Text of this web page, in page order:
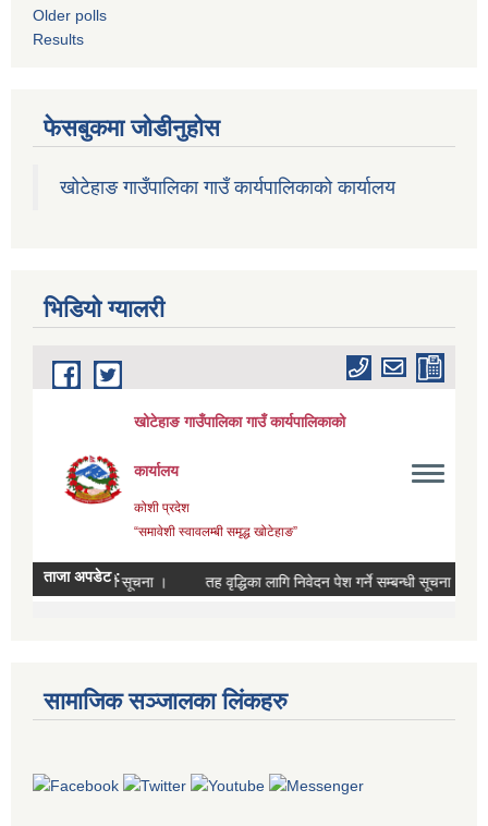
Older polls
Results
फेसबुकमा जोडीनुहोस
खोटेहाङ गाउँपालिका गाउँ कार्यपालिकाको कार्यालय
भिडियाे ग्यालरी
सामाजिक सञ्जालका लिंकहरु